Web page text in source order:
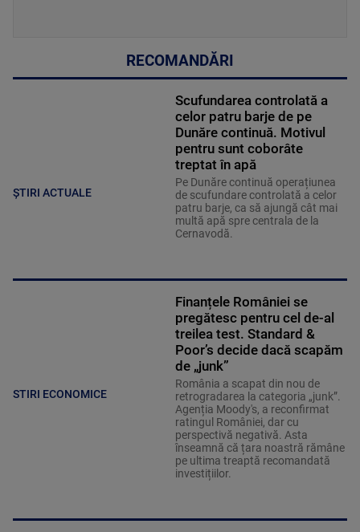
RECOMANDĂRI
ȘTIRI ACTUALE
Scufundarea controlată a
celor patru barje de pe
Dunăre continuă. Motivul
pentru sunt coborâte
treptat în apă
Pe Dunăre continuă operațiunea
de scufundare controlată a celor
patru barje, ca să ajungă cât mai
multă apă spre centrala de la
Cernavodă.
STIRI ECONOMICE
Finanțele României se
pregătesc pentru cel de-al
treilea test. Standard &
Poor’s decide dacă scapăm
de „junk”
România a scapat din nou de
retrogradarea la categoria „junk”.
Agenția Moody's, a reconfirmat
ratingul României, dar cu
perspectivă negativă. Asta
înseamnă că țara noastră rămâne
pe ultima treaptă recomandată
investițiilor.